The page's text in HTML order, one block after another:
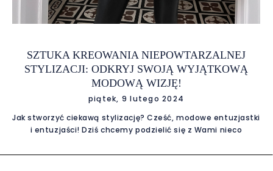
SZTUKA KREOWANIA NIEPOWTARZALNEJ
STYLIZACJI: ODKRYJ SWOJĄ WYJĄTKOWĄ
MODOWĄ WIZJĘ!
piątek, 9 lutego 2024
Jak stworzyć ciekawą stylizację? Cześć, modowe entuzjastki
i entuzjaści! Dziś chcemy podzielić się z Wami nieco
każda z nas pragnie wyglądać wyjątkowo i z przyjemnością